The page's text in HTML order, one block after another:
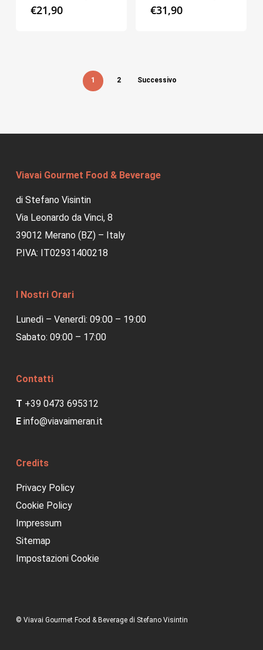
€21,90 €31,90
1 2 Successivo
Viavai Gourmet Food & Beverage
di Stefano Visintin
Via Leonardo da Vinci, 8
39012 Merano (BZ) – Italy
P.IVA: IT02931400218
I Nostri Orari
Lunedì – Venerdì: 09:00 – 19:00
Sabato: 09:00 – 17:00
Contatti
T +39 0473 695312
E info@viavaimeran.it
Credits
Privacy Policy
Cookie Policy
Impressum
Sitemap
Impostazioni Cookie
© Viavai Gourmet Food & Beverage di Stefano Visintin